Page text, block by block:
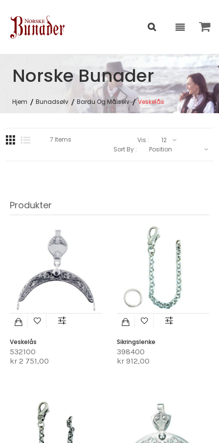
Norske Bunader
Hjem Bunadsølv Bardu Og Målselv Veskelås
Produkter
Veskelås
532100
kr 2 751,00
Sikringslenke
398400
kr 912,00
7 Items
Vis :
Sort By :